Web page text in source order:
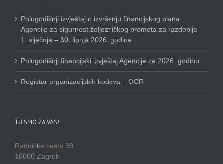
Polugodišnji izvještaj o izvršenju financijskog plana
Agencije za sigurnost željezničkog prometa za razdoblje
1. siječnja – 30. lipnja 2026. godine
Polugodišnji financijski izvještaj Agencije za 2026. godinu
Registar organizacijskih kodova – OCR
TU SMO ZA VAS!
Radnička cesta 39
10000 Zagreb